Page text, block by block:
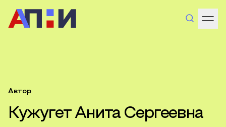
Автор
Кужугет Анита Сергеевна